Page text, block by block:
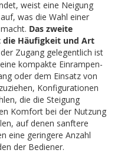
weist eine Neigung
was die Wahl einer
Das zweite
Häufigkeit und Art
Zugang gelegentlich ist
kompakte Einrampen-
oder dem Einsatz von
Konfigurationen
die die Steigung
Komfort bei der Nutzung
auf denen sanftere
eine geringere Anzahl
der Bediener.